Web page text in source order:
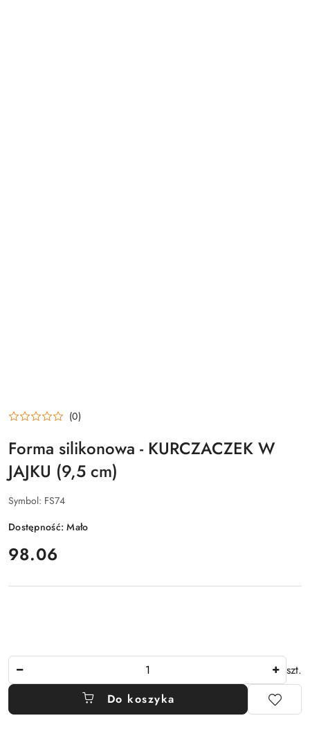
(0)
Forma silikonowa - KURCZACZEK W
JAJKU (9,5 cm)
Symbol: FS74
Dostępność:Mało
cena:
98.06
szt.
Do koszyka